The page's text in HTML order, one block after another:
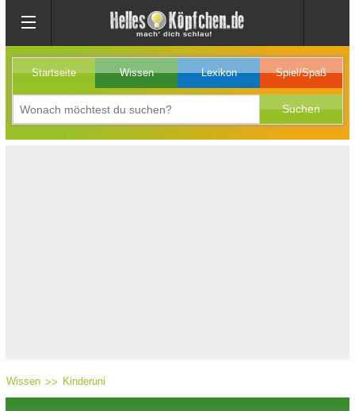
Startseite Wissen Lexikon Spiel/Spaß
Wissen Kinderuni